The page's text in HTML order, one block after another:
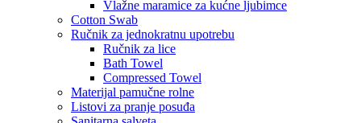
Vlažne maramice za kućne ljubimce
Cotton Swab
Ručnik za jednokratnu upotrebu
Ručnik za lice
Bath Towel
Compressed Towel
Materijal pamučne rolne
Listovi za pranje posuđa